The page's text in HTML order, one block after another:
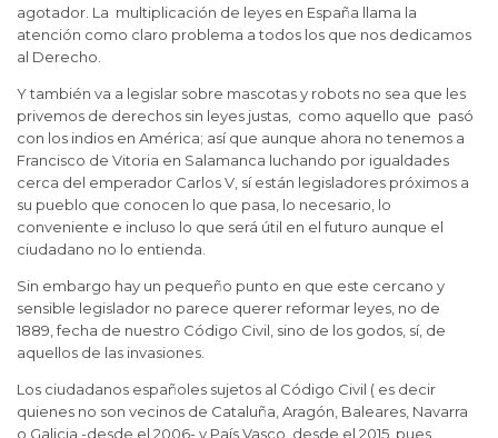
agotador. La multiplicación de leyes en España llama la
atención como claro problema a todos los que nos dedicamos
al Derecho.
Y también va a legislar sobre mascotas y robots no sea que les
privemos de derechos sin leyes justas, como aquello que pasó
con los indios en América; así que aunque ahora no tenemos a
Francisco de Vitoria en Salamanca luchando por igualdades
cerca del emperador Carlos V, sí están legisladores próximos a
su pueblo que conocen lo que pasa, lo necesario, lo
conveniente e incluso lo que será útil en el futuro aunque el
ciudadano no lo entienda.
Sin embargo hay un pequeño punto en que este cercano y
sensible legislador no parece querer reformar leyes, no de
1889, fecha de nuestro Código Civil, sino de los godos, sí, de
aquellos de las invasiones.
Los ciudadanos españoles sujetos al Código Civil ( es decir
quienes no son vecinos de Cataluña, Aragón, Baleares, Navarra
o Galicia -desde el 2006- y País Vasco, desde el 2015, pues